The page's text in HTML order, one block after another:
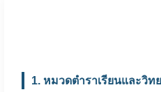
1. หมวดตำราเรียนและวิ